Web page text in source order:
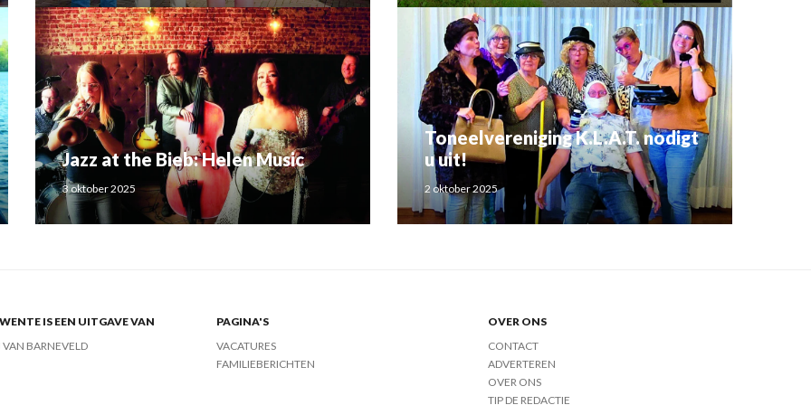
Jazz at the Bieb: Helen Music
3 oktober 2025
Toneelvereniging K.L.A.T. nodigt
u uit!
2 oktober 2025
IS EEN UITGAVE VAN
VAN BARNEVELD
PAGINA'S
VACATURES
FAMILIEBERICHTEN
OVER ONS
CONTACT
ADVERTEREN
OVER ONS
TIP DE REDACTIE